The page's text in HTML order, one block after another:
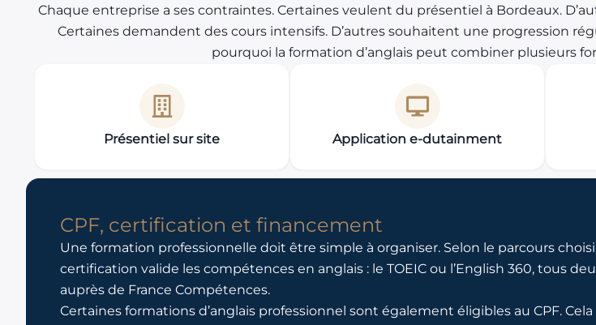
Chaque entreprise a ses contraintes. Certaines veulent du présentiel à Bordeaux.
Certaines demandent des cours intensifs. D’autres souhaitent une progression
pourquoi la formation d’anglais peut combiner plusieurs
Présentiel sur site Application e-dutainment
CPF, certification et financement
Une formation professionnelle doit être simple à organiser. Selon le parcours
certification valide les compétences en anglais : le TOEIC ou l’English 360, tous
auprès de France Compétences.
Certaines formations d’anglais professionnel sont également éligibles au CPF.